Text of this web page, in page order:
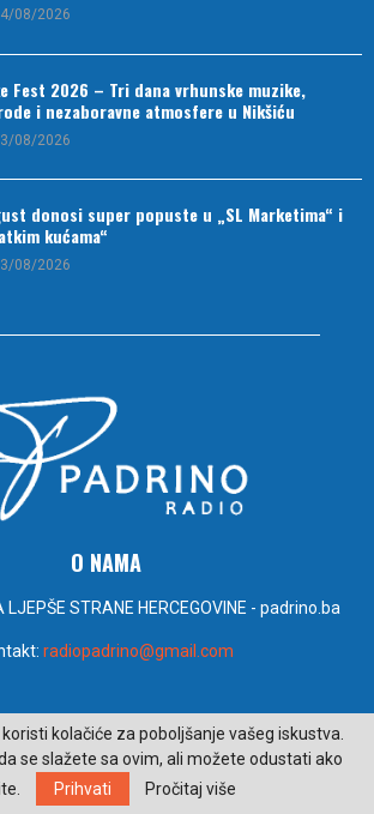
08/2026
Fest 2026 – Tri dana vrhunske muzike,
i nezaboravne atmosfere u Nikšiću
08/2026
donosi super popuste u „SL Marketima“ i
kućama“
08/2026
O NAMA
STRANE HERCEGOVINE - padrino.ba
radiopadrino@gmail.com
PRATITE NAS
kolačiće za poboljšanje vašeg iskustva.
se slažete sa ovim, ali možete odustati ako
Prihvati Pročitaj više